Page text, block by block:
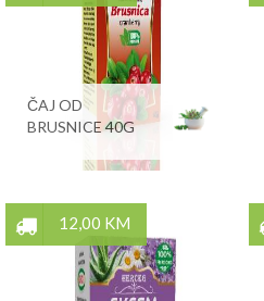
ČAJ OD
BRUSNICE 40G
12,00 KM